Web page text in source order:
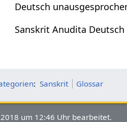
Deutsch
Sanskrit Anudita
: Sanskrit Glossar
um 12:46 Uhr bearbeitet.